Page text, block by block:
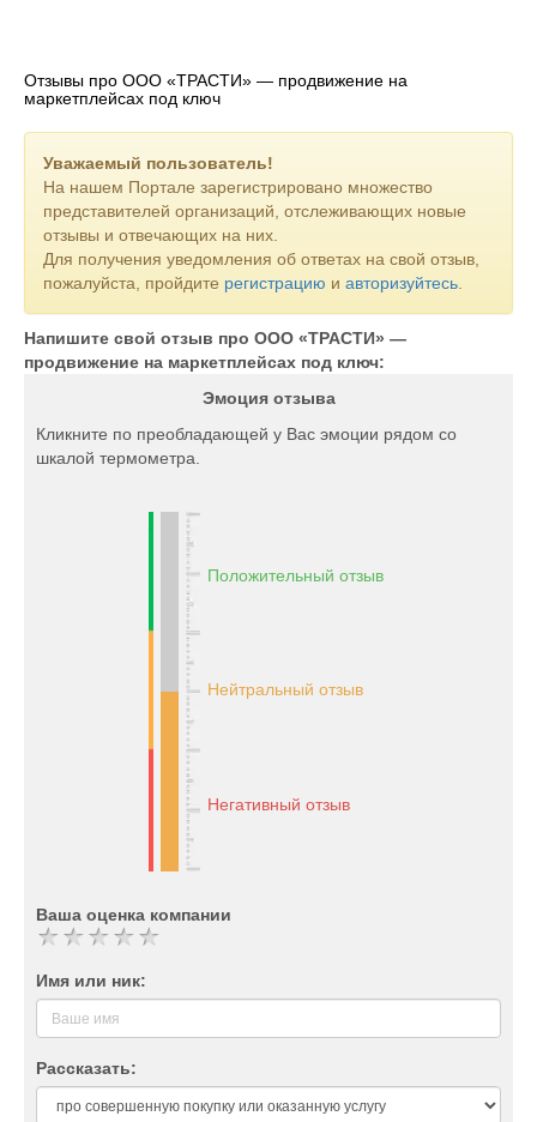
Отзывы про ООО «ТРАСТИ» — продвижение на
маркетплейсах под ключ
Уважаемый пользователь!
На нашем Портале зарегистрировано множество
представителей организаций, отслеживающих новые
отзывы и отвечающих на них.
Для получения уведомления об ответах на свой отзыв,
пожалуйста, пройдите регистрацию и авторизуйтесь
Напишите свой отзыв про ООО «ТРАСТИ» —
продвижение на маркетплейсах под ключ:
Эмоция отзыва
Кликните по преобладающей у Вас эмоции рядом со
шкалой термометра.
Положительный отзыв
Нейтральный отзыв
Негативный отзыв
Ваша оценка компании
Имя или ник:
Рассказать: